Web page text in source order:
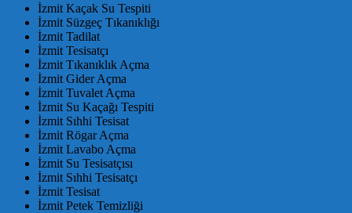
İzmit Kaçak Su Tespiti
İzmit Süzgeç Tıkanıklığı
İzmit Tadilat
İzmit Tesisatçı
İzmit Tıkanıklık Açma
İzmit Gider Açma
İzmit Tuvalet Açma
İzmit Su Kaçağı Tespiti
İzmit Sıhhi Tesisat
İzmit Rögar Açma
İzmit Lavabo Açma
İzmit Su Tesisatçısı
İzmit Sıhhi Tesisatçı
İzmit Tesisat
İzmit Petek Temizliği